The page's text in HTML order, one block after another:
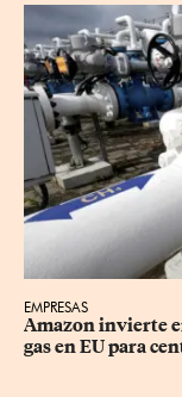
EMPRESAS
Amazon invierte
gas en EU para